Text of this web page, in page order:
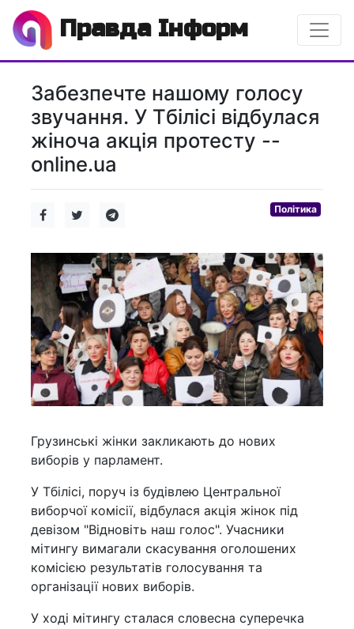
Правда Інформ
Забезпечте нашому голосу
звучання. У Тбілісі відбулася
жіноча акція протесту --
online.ua
Політика
Грузинські жінки закликають до нових
виборів у парламент.
У Тбілісі, поруч із будівлею Центральної
виборчої комісії, відбулася акція жінок під
девізом "Відновіть наш голос". Учасники
мітингу вимагали скасування оголошених
комісією результатів голосування та
організації нових виборів.
У ході мітингу сталася словесна суперечка